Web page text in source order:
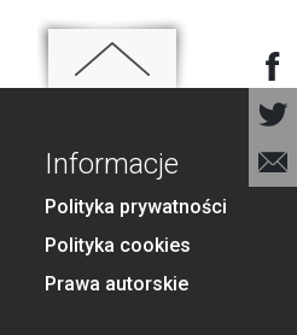
Informacje
Polityka prywatności
Polityka cookies
Prawa autorskie